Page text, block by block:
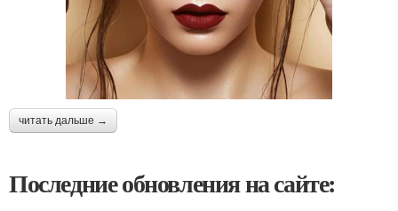
читать дальше →
Последние обновления на сайте: